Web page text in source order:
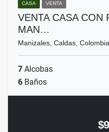
CASA VENTA
VENTA CASA CON
MAN…
Manizales, Caldas, Colombia
7 Alcobas
6 Baños